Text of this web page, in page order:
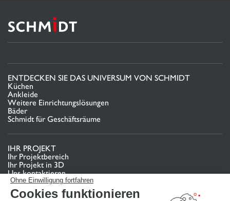
Ohne Einwilligung fortfahren
Cookies funktionieren
ENTDECKEN SIE DAS UNIVERSUM VON SCHMIDT
Küchen
Ankleide
Weitere Einrichtungslösungen
Bäder
Schmidt für Geschäftsräume
IHR PROJEKT
Ihr Projektbereich
Ihr Projekt in 3D
Uns kontaktieren
Finden Sie Ihr Studio
TERMIN VEREINBAREN